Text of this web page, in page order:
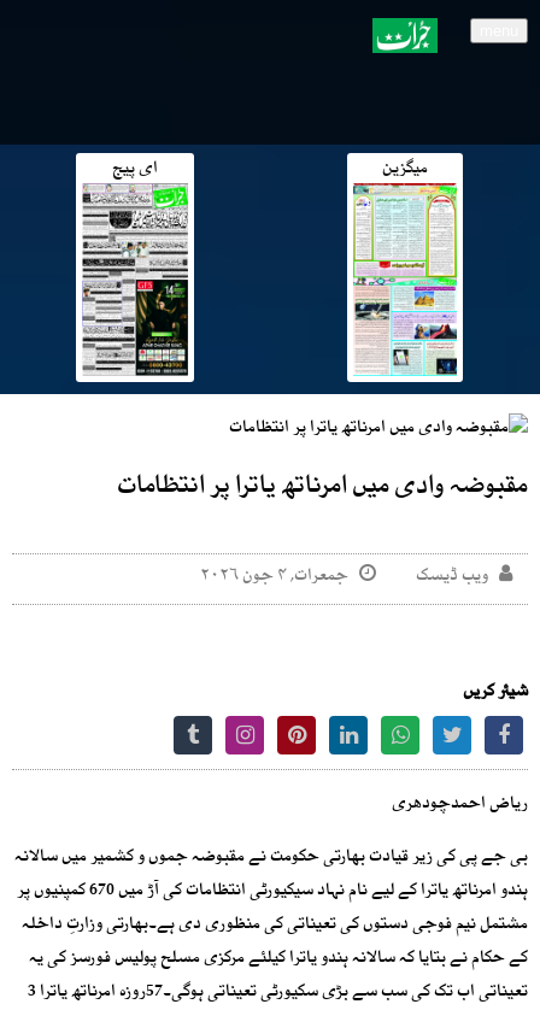
میگزین ای پیج
مقبوضہ وادی میں امرناتھ یاترا پر انتظامات
ویب ڈیسک جمعرات, ۴ جون ۲۰۲۶
شیئر کریں
ریاض احمدچودھری
بی جے پی کی زیر قیادت بھارتی حکومت نے مقبوضہ جموں و کشمیر میں سالانہ
ہندو امرناتھ یاترا کے لیے نام نہاد سیکیورٹی انتظامات کی آڑ میں 670 کمپنیوں پر
مشتمل نیم فوجی دستوں کی تعیناتی کی منظوری دی ہے۔بھارتی وزارتِ داخلہ
کے حکام نے بتایا کہ سالانہ ہندو یاترا کیلئے مرکزی مسلح پولیس فورسز کی یہ
تعیناتی اب تک کی سب سے بڑی سکیورٹی تعیناتی ہوگی۔57روزہ امرناتھ یاترا 3